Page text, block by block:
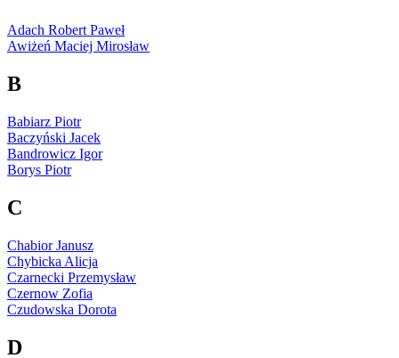
Adach Robert Paweł
Awiżeń Maciej Mirosław
B
Babiarz Piotr
Baczyński Jacek
Bandrowicz Igor
Borys Piotr
C
Chabior Janusz
Chybicka Alicja
Czarnecki Przemysław
Czernow Zofia
Czudowska Dorota
D